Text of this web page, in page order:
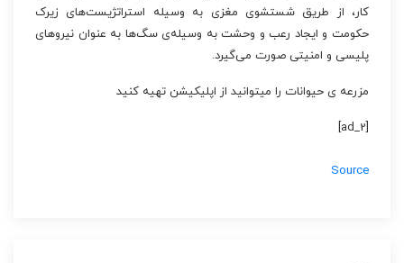
کار، از طریق شستشوی مغزی به وسیله استراتژیست‌های زیرک
حکومت و ایجاد رعب و وحشت به وسیله‌ی سگ‌ها به عنوان نیروهای
پلیسی و امنیتی صورت می‌گیرد.
مزرعه ی حیوانات را میتوانید از اپلیکیشن تهیه کنید
[ad_2]
Source